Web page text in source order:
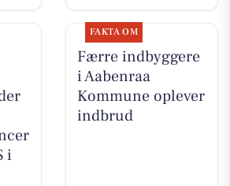
i
FAKTA OM
Færre indbyggere
i Aabenraa
Kommune oplever
indbrud